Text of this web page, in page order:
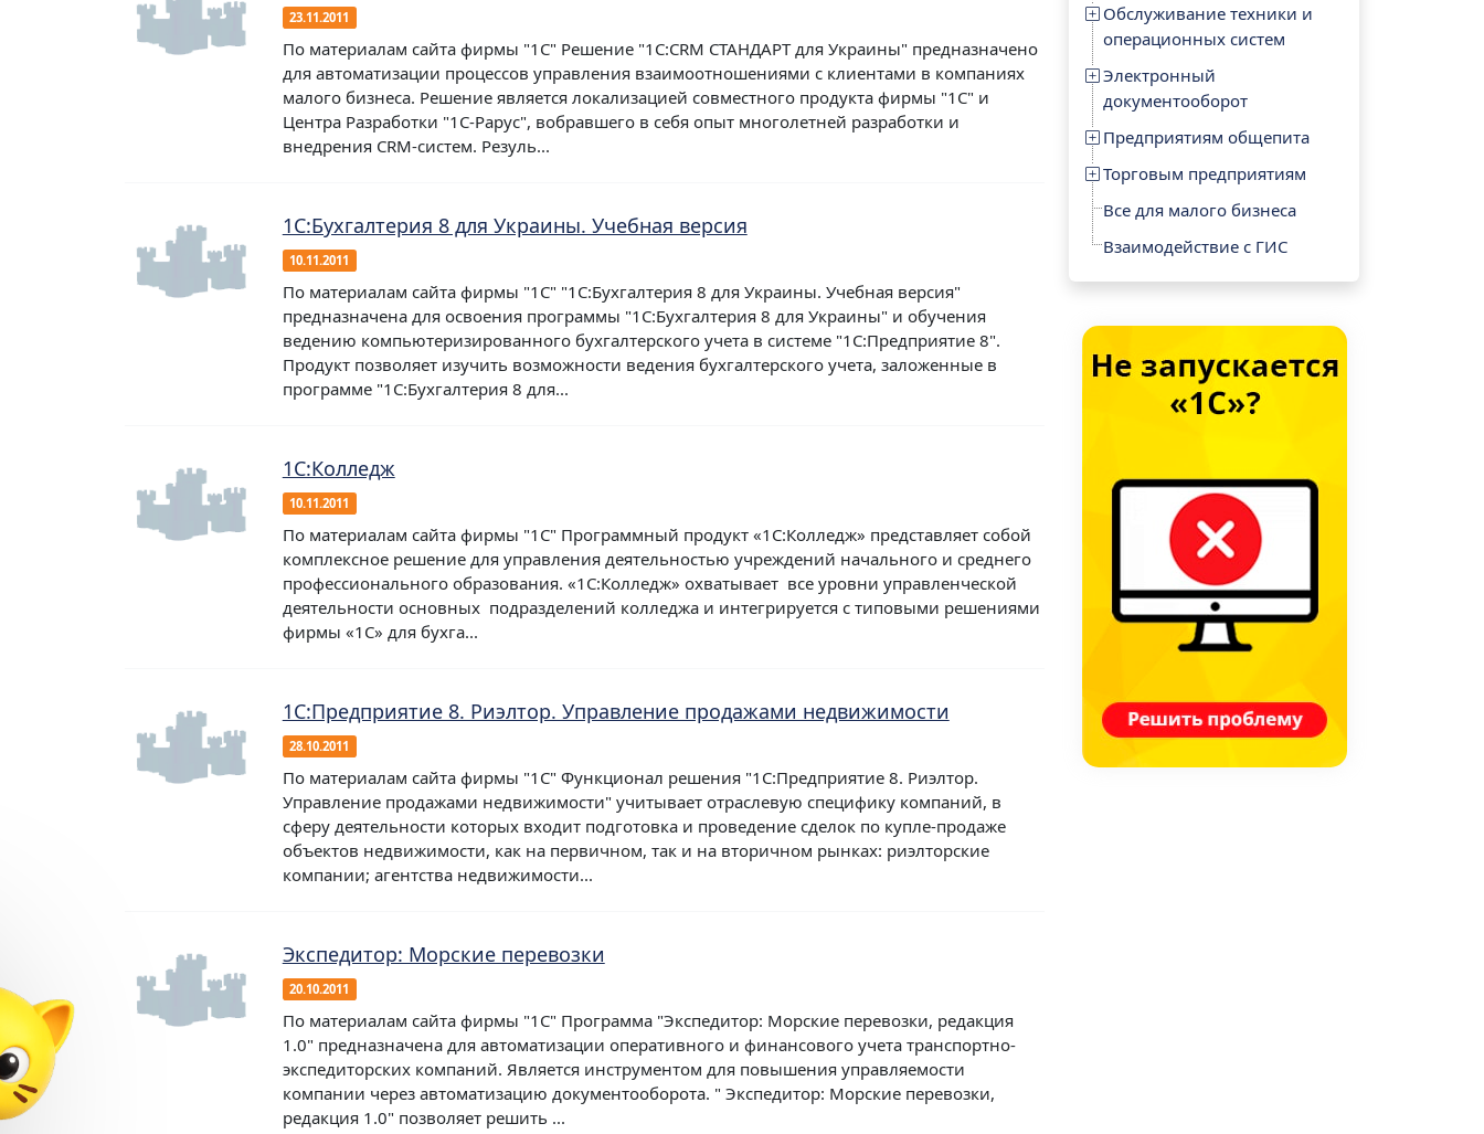
23.11.2011
По материалам сайта фирмы "1С" Решение "1С:CRM СТАНДАРТ для Украины" предназначено
для автоматизации процессов управления взаимоотношениями с клиентами в компаниях
малого бизнеса. Решение является локализацией совместного продукта фирмы "1С" и
Центра Разработки "1С-Рарус", вобравшего в себя опыт многолетней разработки и
внедрения CRM-систем. Резуль...
1С:Бухгалтерия 8 для Украины. Учебная версия
10.11.2011
По материалам сайта фирмы "1С" "1С:Бухгалтерия 8 для Украины. Учебная версия"
предназначена для освоения программы "1С:Бухгалтерия 8 для Украины" и обучения
ведению компьютеризированного бухгалтерского учета в системе "1С:Предприятие 8".
Продукт позволяет изучить возможности ведения бухгалтерского учета, заложенные в
программе "1С:Бухгалтерия 8 для...
1С:Колледж
10.11.2011
По материалам сайта фирмы "1С" Программный продукт «1С:Колледж» представляет собой
комплексное решение для управления деятельностью учреждений начального и среднего
профессионального образования. «1С:Колледж» охватывает все уровни управленческой
деятельности основных подразделений колледжа и интегрируется с типовыми решениями
фирмы «1С» для бухга...
1С:Предприятие 8. Риэлтор. Управление продажами недвижимости
28.10.2011
По материалам сайта фирмы "1С" Функционал решения "1С:Предприятие 8. Риэлтор.
Управление продажами недвижимости" учитывает отраслевую специфику компаний, в
сферу деятельности которых входит подготовка и проведение сделок по купле-продаже
объектов недвижимости, как на первичном, так и на вторичном рынках: риэлторские
компании; агентства недвижимости...
Экспедитор: Морские перевозки
20.10.2011
По материалам сайта фирмы "1С" Программа "Экспедитор: Морские перевозки, редакция
1.0" предназначена для автоматизации оперативного и финансового учета транспортно-
экспедиторских компаний. Является инструментом для повышения управляемости
компании через автоматизацию документооборота. " Экспедитор: Морские перевозки,
редакция 1.0" позволяет решить ...
Обслуживание техники и
операционных систем
Электронный
документооборот
Предприятиям общепита
Торговым предприятиям
Все для малого бизнеса
Взаимодействие с ГИС
✕
и обучение
₽